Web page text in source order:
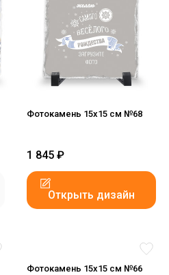
Фотокамень 15х15 см №68
1 845 ₽
Открыть дизайн
Фотокамень 15х15 см №66